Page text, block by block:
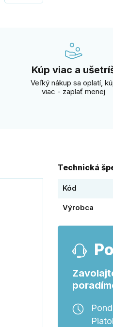
Kúp viac a
Veľký nákup sa oplatí,
viac - zaplať menej
Technická
Kód
Výrobca